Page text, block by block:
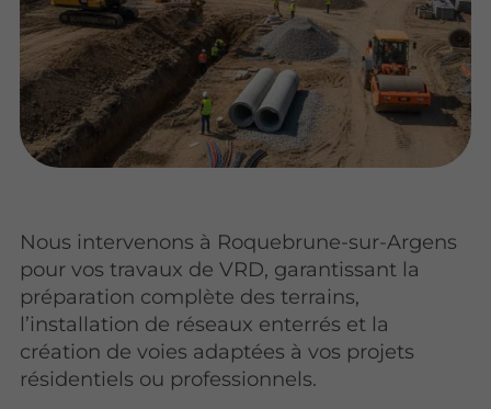
Nous intervenons à Roquebrune-sur-Argens
pour vos travaux de VRD, garantissant la
préparation complète des terrains,
l’installation de réseaux enterrés et la
création de voies adaptées à vos projets
résidentiels ou professionnels.